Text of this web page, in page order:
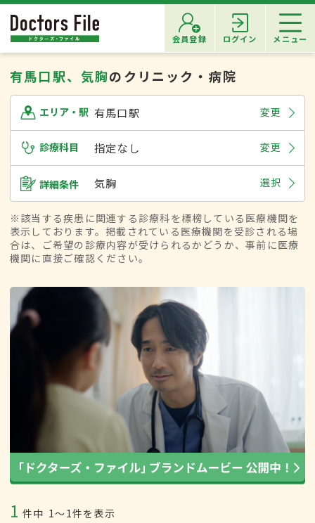
会員登録 ログイン メニュー
有馬口駅、気胸のクリニック・病院
エリア・駅 有馬口駅 変更
診療科目 指定なし 変更
詳細条件 気胸 選択
※該当する疾患に関連する診療科を標榜している医療機関を
表示しております。掲載されている医療機関を受診される場
合は、ご希望の診療内容が受けられるかどうか、事前に医療
機関に直接ご確認ください。
1 件中 1〜1件を表示